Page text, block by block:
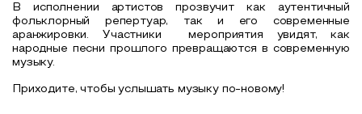
В исполнении артистов прозвучит как аутентичный
фольклорный репертуар, так и его современные
аранжировки. Участники мероприятия увидят, как
народные песни прошлого превращаются в современную
музыку.
Приходите, чтобы услышать музыку по-новому!